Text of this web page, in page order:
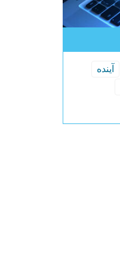
آینده